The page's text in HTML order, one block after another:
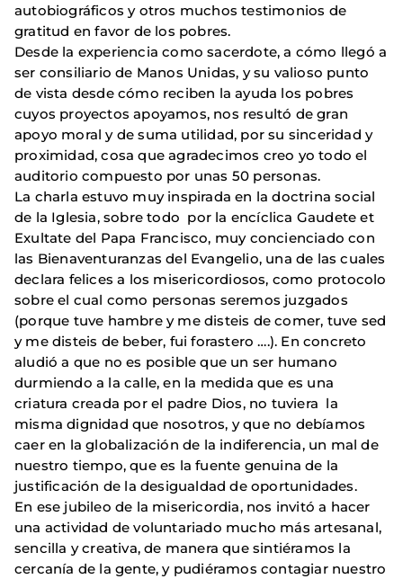
autobiográficos y otros muchos testimonios de
gratitud en favor de los pobres.
Desde la experiencia como sacerdote, a cómo llegó a
ser consiliario de Manos Unidas, y su valioso punto
de vista desde cómo reciben la ayuda los pobres
cuyos proyectos apoyamos, nos resultó de gran
apoyo moral y de suma utilidad, por su sinceridad y
proximidad, cosa que agradecimos creo yo todo el
auditorio compuesto por unas 50 personas.
La charla estuvo muy inspirada en la doctrina social
de la Iglesia, sobre todo por la encíclica Gaudete et
Exultate del Papa Francisco, muy concienciado con
las Bienaventuranzas del Evangelio, una de las cuales
declara felices a los misericordiosos, como protocolo
sobre el cual como personas seremos juzgados
(porque tuve hambre y me disteis de comer, tuve sed
y me disteis de beber, fui forastero ….). En concreto
aludió a que no es posible que un ser humano
durmiendo a la calle, en la medida que es una
criatura creada por el padre Dios, no tuviera la
misma dignidad que nosotros, y que no debíamos
caer en la globalización de la indiferencia, un mal de
nuestro tiempo, que es la fuente genuina de la
justificación de la desigualdad de oportunidades.
En ese jubileo de la misericordia, nos invitó a hacer
una actividad de voluntariado mucho más artesanal,
sencilla y creativa, de manera que sintiéramos la
cercanía de la gente, y pudiéramos contagiar nuestro